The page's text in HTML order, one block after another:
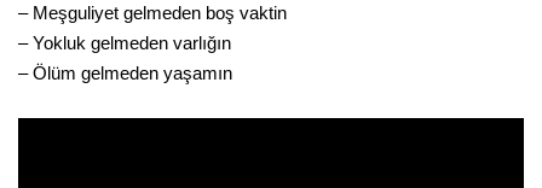
– Meşguliyet gelmeden boş vaktin
– Yokluk gelmeden varlığın
– Ölüm gelmeden yaşamın